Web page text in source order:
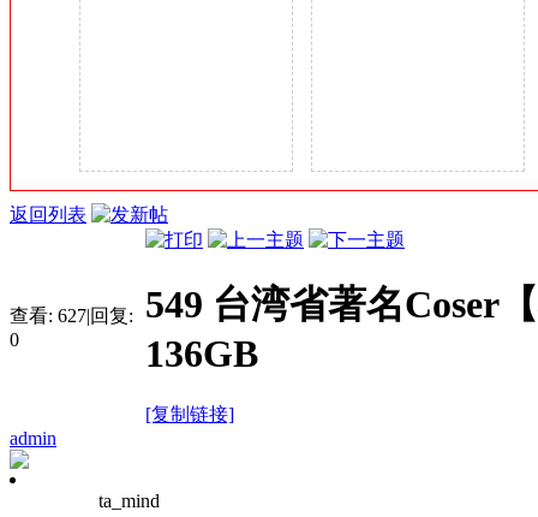
返回列表
查看: 627|回复:
0
549 台湾省著名Coser
136GB
[复制链接]
admin
ta_mind